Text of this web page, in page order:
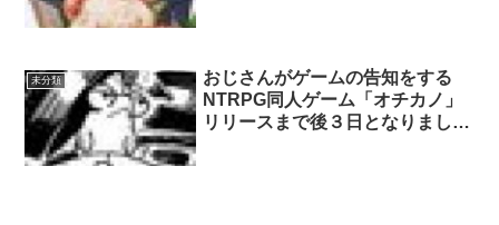
未分類
おじさんがゲームの告知をする
NTRPG同人ゲーム「オチカノ」
リリースまで後３日となりまし